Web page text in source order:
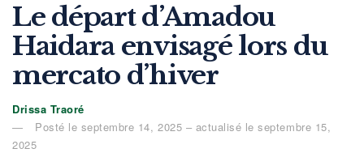
Le départ d’Amadou
Haidara envisagé lors du
mercato d’hiver
Drissa Traoré
Posté le septembre 14, 2025 – actualisé le septembre 15,
2025